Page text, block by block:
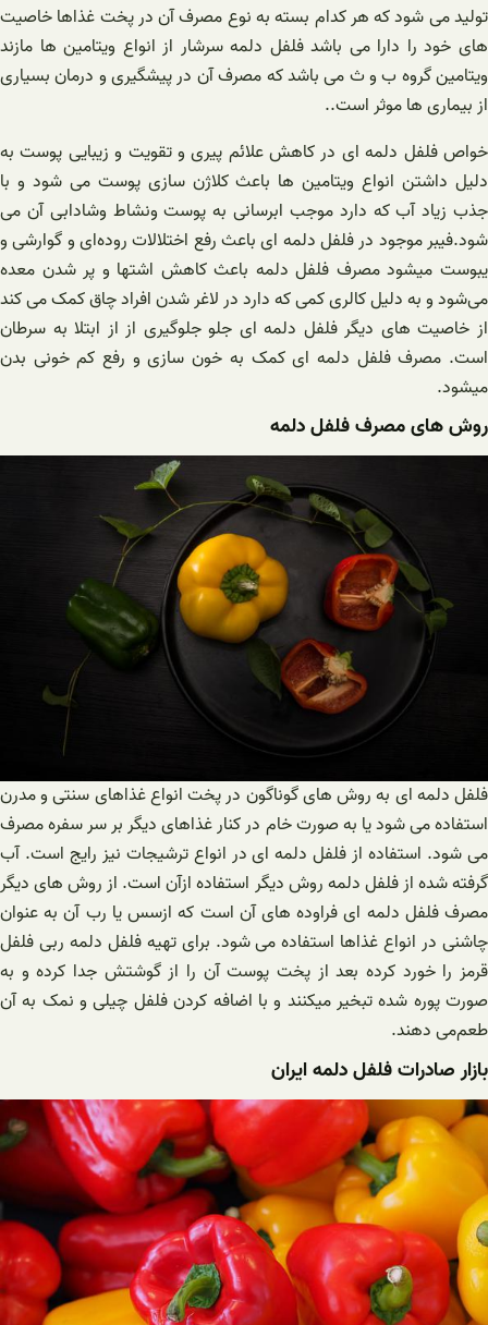
تولید می شود که هر کدام بسته به نوع مصرف آن در پخت غذاها خاصیت
های خود را دارا می باشد فلفل دلمه سرشار از انواع ویتامین ها مازند
ویتامین گروه ب و ث می باشد که مصرف آن در پیشگیری و درمان بسیاری
از بیماری ها موثر است..
خواص فلفل دلمه ای در کاهش علائم پیری و تقویت و زیبایی پوست به
دلیل داشتن انواع ویتامین ها باعث کلاژن سازی پوست می شود و با
جذب زیاد آب که دارد موجب ابرسانی به پوست ونشاط وشادابی آن می
شود.فیبر موجود در فلفل دلمه ای باعث رفع اختلالات روده‌ای و گوارشی و
یبوست میشود مصرف فلفل دلمه باعث کاهش اشتها و پر شدن معده
می‌شود و به دلیل کالری کمی که دارد در لاغر شدن افراد چاق کمک می کند
از خاصیت های دیگر فلفل دلمه ای جلو جلوگیری از از ابتلا به سرطان
است. مصرف فلفل دلمه ای کمک به خون سازی و رفع کم خونی بدن
میشود.
روش های مصرف فلفل دلمه
فلفل دلمه ای به روش های گوناگون در پخت انواع غذاهای سنتی و مدرن
استفاده می شود یا به صورت خام در کنار غذاهای دیگر بر سر سفره مصرف
می شود. استفاده از فلفل دلمه ای در انواع ترشیجات نیز رایج است. آب
گرفته شده از فلفل دلمه روش دیگر استفاده ازآن است. از روش های دیگر
مصرف فلفل دلمه ای فراوده های آن است که ازسس یا رب آن به عنوان
چاشنی در انواع غذاها استفاده می شود. برای تهیه فلفل دلمه ربی فلفل
قرمز را خورد کرده بعد از پخت پوست آن را از گوشتش جدا کرده و به
صورت پوره شده تبخیر میکنند و با اضافه کردن فلفل چیلی و نمک به آن
طعم‌می دهند.
بازار صادرات فلفل دلمه ایران